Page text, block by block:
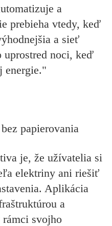
a
prebieha vtedy, keď
a sieť
uprostred noci, keď
energie."
papierovania
je, že užívatelia si
elektriny ani riešiť
Aplikácia
a
svojho